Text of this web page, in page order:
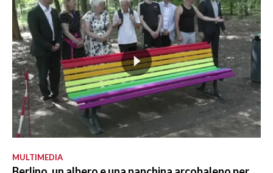
MULTIMEDIA